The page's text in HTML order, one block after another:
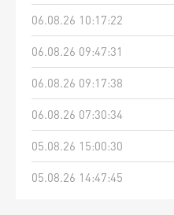
06.08.26 10:17:22
06.08.26 09:47:31
06.08.26 09:17:38
06.08.26 07:30:34
05.08.26 15:00:30
05.08.26 14:47:45